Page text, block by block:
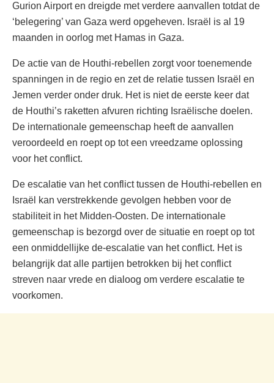
Gurion Airport en dreigde met verdere aanvallen totdat de
‘belegering’ van Gaza werd opgeheven. Israël is al 19
maanden in oorlog met Hamas in Gaza.
De actie van de Houthi-rebellen zorgt voor toenemende
spanningen in de regio en zet de relatie tussen Israël en
Jemen verder onder druk. Het is niet de eerste keer dat
de Houthi’s raketten afvuren richting Israëlische doelen.
De internationale gemeenschap heeft de aanvallen
veroordeeld en roept op tot een vreedzame oplossing
voor het conflict.
De escalatie van het conflict tussen de Houthi-rebellen en
Israël kan verstrekkende gevolgen hebben voor de
stabiliteit in het Midden-Oosten. De internationale
gemeenschap is bezorgd over de situatie en roept op tot
een onmiddellijke de-escalatie van het conflict. Het is
belangrijk dat alle partijen betrokken bij het conflict
streven naar vrede en dialoog om verdere escalatie te
voorkomen.